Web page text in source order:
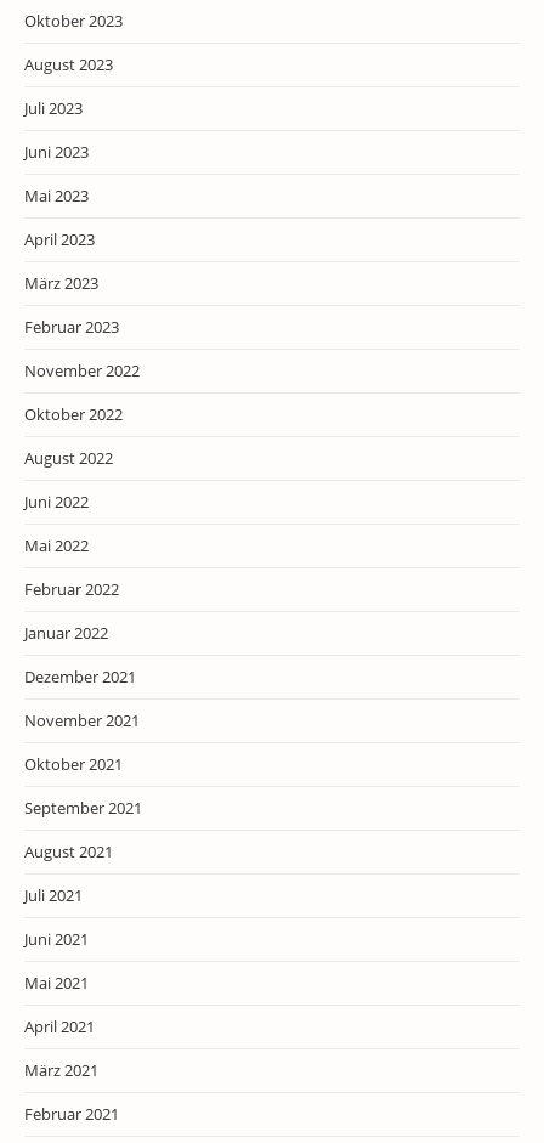
Oktober 2023
August 2023
Juli 2023
Juni 2023
Mai 2023
April 2023
März 2023
Februar 2023
November 2022
Oktober 2022
August 2022
Juni 2022
Mai 2022
Februar 2022
Januar 2022
Dezember 2021
November 2021
Oktober 2021
September 2021
August 2021
Juli 2021
Juni 2021
Mai 2021
April 2021
März 2021
Februar 2021